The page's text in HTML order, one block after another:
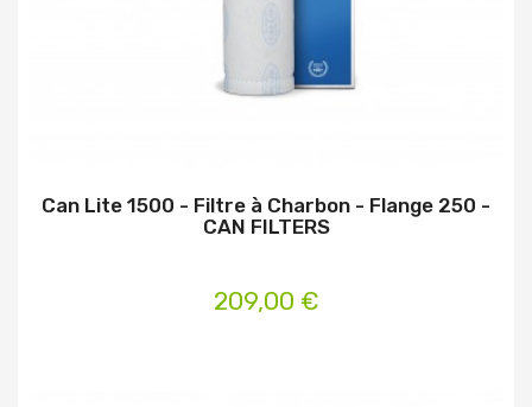
Can Lite 1500 - Filtre à Charbon - Flange 250 -
CAN FILTERS
209,00 €